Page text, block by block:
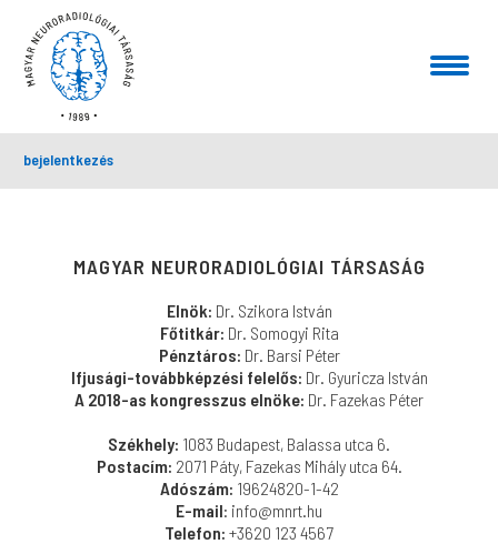
bejelentkezés
MAGYAR NEURORADIOLÓGIAI TÁRSASÁG
Elnök: Dr. Szikora István
Főtitkár: Dr. Somogyi Rita
Pénztáros: Dr. Barsi Péter
Ifjusági-továbbképzési felelős: Dr. Gyuricza István
A 2018-as kongresszus elnöke: Dr. Fazekas Péter
Székhely: 1083 Budapest, Balassa utca 6.
Postacím: 2071 Páty, Fazekas Mihály utca 64.
Adószám: 19624820-1-42
E-mail: info@mnrt.hu
Telefon: +3620 123 4567